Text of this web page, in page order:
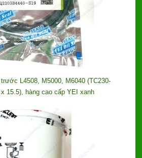
L4508, M5000, M6040 (TC230-
x 15.5), hàng cao cấp YEI xanh